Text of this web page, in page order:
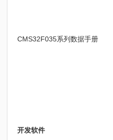
CMS32F035系列数据手册
Cmsemicon.CMS32_democode
开发软件